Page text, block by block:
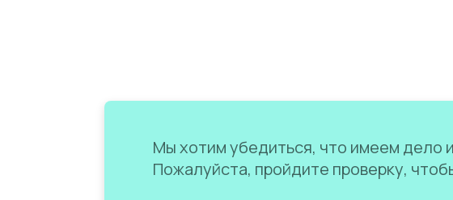
Мы хотим убедиться, что имеем дело
Пожалуйста, пройдите проверку,